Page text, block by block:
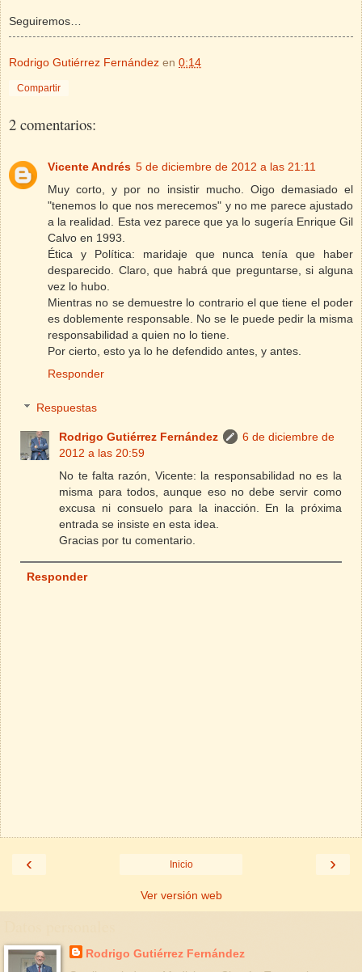
Seguiremos…
Rodrigo Gutiérrez Fernández en 0:14
Compartir
2 comentarios:
Vicente Andrés 5 de diciembre de 2012 a las 21:11
Muy corto, y por no insistir mucho. Oigo demasiado el
"tenemos lo que nos merecemos" y no me parece ajustado
a la realidad. Esta vez parece que ya lo sugería Enrique Gil
Calvo en 1993.
Ética y Política: maridaje que nunca tenía que haber
desparecido. Claro, que habrá que preguntarse, si alguna
vez lo hubo.
Mientras no se demuestre lo contrario el que tiene el poder
es doblemente responsable. No se le puede pedir la misma
responsabilidad a quien no lo tiene.
Por cierto, esto ya lo he defendido antes, y antes.
Responder
Respuestas
Rodrigo Gutiérrez Fernández
6 de diciembre de
2012 a las 20:59
No te falta razón, Vicente: la responsabilidad no es la
misma para todos, aunque eso no debe servir como
excusa ni consuelo para la inacción. En la próxima
entrada se insiste en esta idea.
Gracias por tu comentario.
Responder
‹ ›
Inicio
Ver versión web
Rodrigo Gutiérrez Fernández